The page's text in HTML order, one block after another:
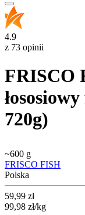
4.9
z 73 opinii
FRISCO
720g)
~600 g
FRISCO FISH
Polska
Cena
59,99 zł
99,98 zł/kg